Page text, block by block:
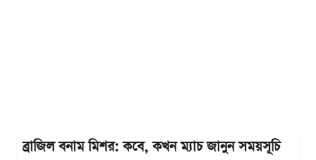
ব্রাজিল বনাম মিশর: কবে, কখন ম্যাচ জানুন সময়সূচি